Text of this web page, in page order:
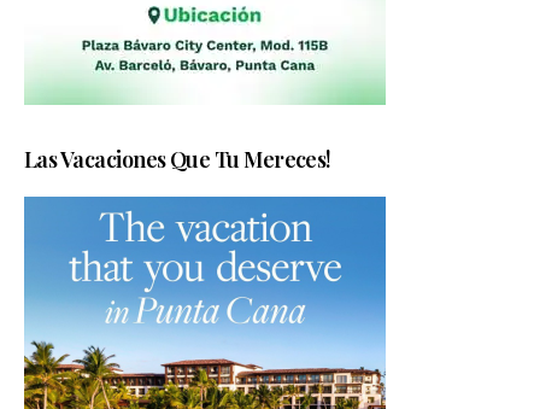
Las Vacaciones Que Tu Mereces!